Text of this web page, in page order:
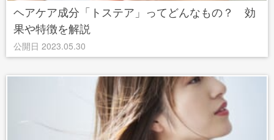
ヘアケア成分「トステア」ってどんなもの？ 効
果や特徴を解説
公開日 2023.05.30